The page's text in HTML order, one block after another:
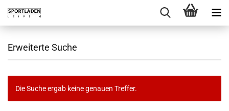
Erweiterte Suche
Die Suche ergab keine genauen Treffer.